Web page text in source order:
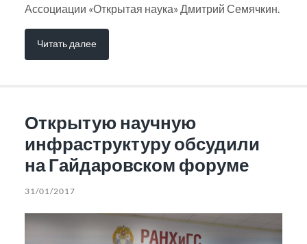
Ассоциации «Открытая наука» Дмитрий Семячкин.
Читать далее
Открытую научную
инфраструктуру обсудили
на Гайдаровском форуме
31/01/2017